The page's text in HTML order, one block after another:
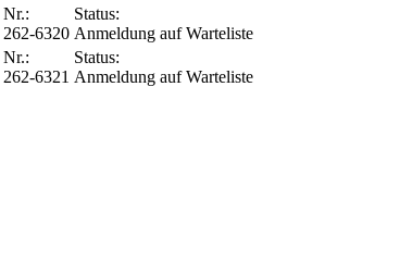
Nr.:
262-6320
Status:
Anmeldung auf Warteliste
Nr.:
262-6321
Status:
Anmeldung auf Warteliste